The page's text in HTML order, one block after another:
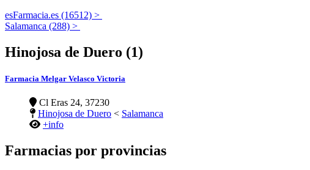
esFarmacia.es (16512) >
Salamanca (288) >
Hinojosa de Duero (1)
Farmacia Melgar Velasco Victoria
Cl Eras 24, 37230
Hinojosa de Duero < Salamanca
+info
Farmacias por provincias